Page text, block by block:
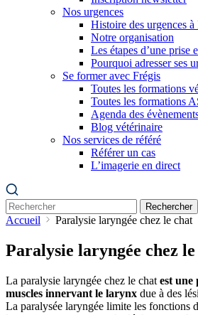
Nos urgences
Histoire des urgences à
Notre organisation
Les étapes d’une prise
Pourquoi adresser ses
Se former avec Frégis
Toutes les formations
Toutes les formations
Agenda des
Blog vétérinaire
Nos services de référé
Référer un cas
L’imagerie en direct
Rechercher
Accueil Paralysie laryngée chez le chat
Paralysie laryngée chez le
La paralysie laryngée chez le chat est une
muscles innervant le larynx due à des
La paralysée laryngée limite les fonctions